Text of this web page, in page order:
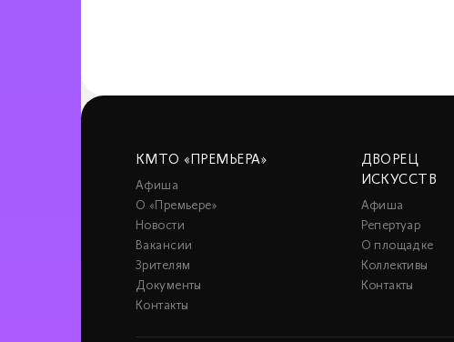
КМТО «ПРЕМЬЕРА»
Афиша
О «Премьере»
Новости
Вакансии
Зрителям
Документы
Контакты
ДВОРЕЦ
ИСКУССТВ
Афиша
Репертуар
О площадке
Коллективы
Контакты